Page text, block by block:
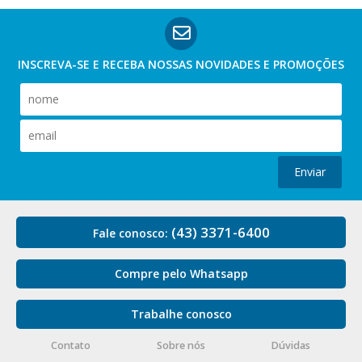
INSCREVA-SE E RECEBA NOSSAS NOVIDADES E PROMOÇÕES
Enviar
Fale conosco: (43) 3371-6400
Compre pelo Whatsapp
Trabalhe conosco
Contato Sobre nós Dúvidas